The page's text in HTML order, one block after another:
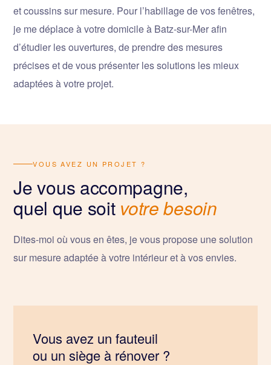
et coussins sur mesure. Pour l’habillage de vos fenêtres,
je me déplace à votre domicile à Batz-sur-Mer afin
d’étudier les ouvertures, de prendre des mesures
précises et de vous présenter les solutions les mieux
adaptées à votre projet.
VOUS AVEZ UN PROJET ?
Je vous accompagne,
quel que soit votre besoin
Dites-moi où vous en êtes, je vous propose une solution
sur mesure adaptée à votre intérieur et à vos envies.
Vous avez un fauteuil
ou un siège à rénover ?